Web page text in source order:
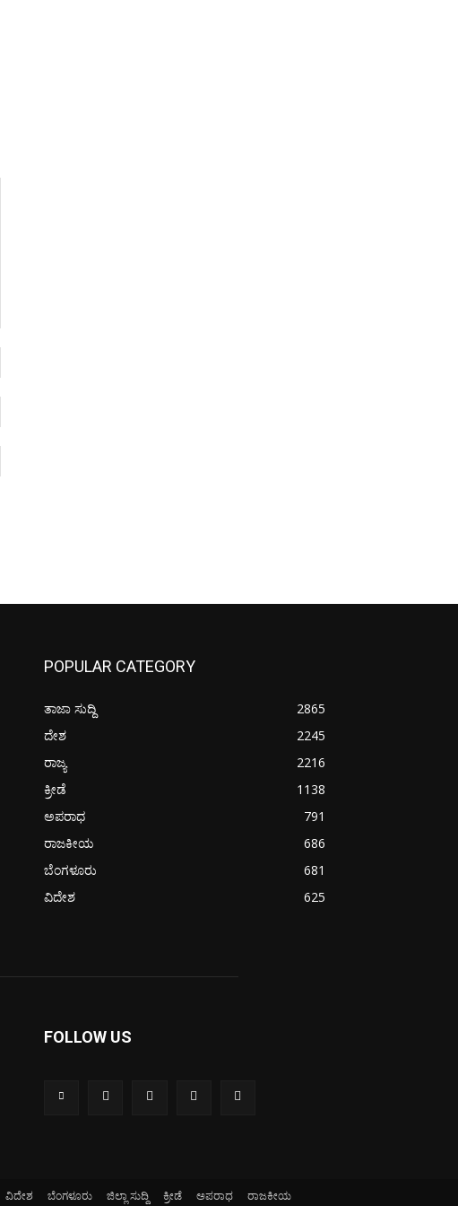
POPULAR CATEGORY
ತಾಜಾ ಸುದ್ದಿ
2865
ದೇಶ
2245
ರಾಜ್ಯ
2216
ಕ್ರೀಡೆ
1138
ಅಪರಾಧ
791
ರಾಜಕೀಯ
686
ಬೆಂಗಳೂರು
681
ವಿದೇಶ
625
FOLLOW US
ವಿದೇಶ ಬೆಂಗಳೂರು ಜಿಲ್ಲಾ ಸುದ್ದಿ ಕ್ರೀಡೆ ಅಪರಾಧ ರಾಜಕೀಯ